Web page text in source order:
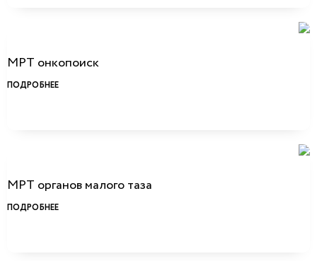
МРТ онкопоиск
ПОДРОБНЕЕ
МРТ органов малого таза
ПОДРОБНЕЕ